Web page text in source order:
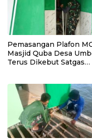
Pemasangan Plafon
Masjid Quba Desa
Terus Dikebut Satgas